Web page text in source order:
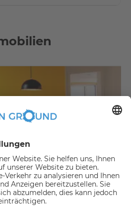
Treptow-Köpenick
möbliert